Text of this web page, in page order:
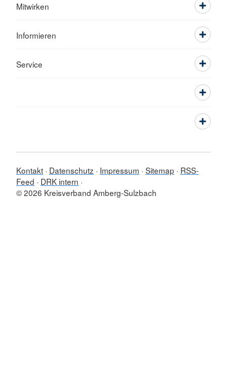
Mitwirken
Informieren
Service
Kontakt Datenschutz Impressum Sitemap
RSS-
Feed
DRK intern
© 2026 Kreisverband Amberg-Sulzbach